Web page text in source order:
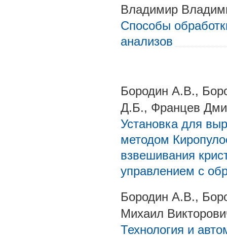
Владимир
Способы
анализов
Бородин А.В.,
Д.Б., Францев
Установка для
методом
взвешивания
управлением с
Бородин А.В.,
Михаил
Технология и